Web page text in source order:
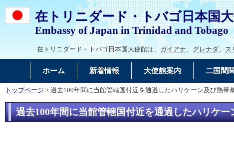
在トリニダード・トバゴ日本国
Embassy of Japan in Trinidad and Tobago
在トリニダード・トバゴ日本国大使館は、ガイアナ、 グレナダ、 ス
ホーム 新着情報 大使館案内 二国間
トップページ > 過去100年間に当館管轄国付近を通過したハリケーン及び熱帯
過去100年間に当館管轄国付近を通過したハリケー